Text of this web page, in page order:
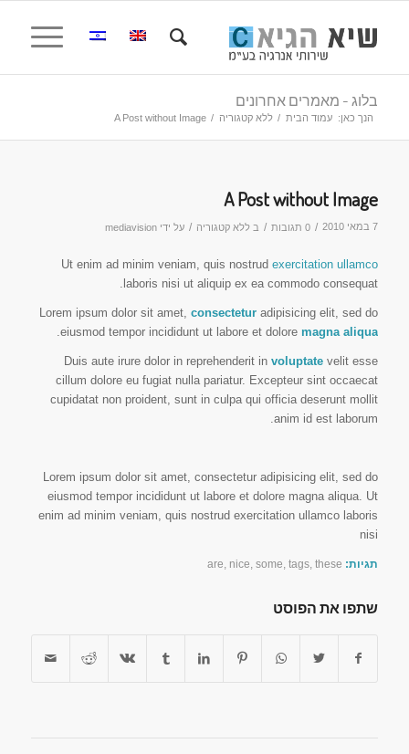
בלוג - מאמרים אחרונים
הנך כאן: עמוד הבית / ללא קטגוריה /
A Post without Image
A Post without Image
7 במאי 2010 / 0 תגובות / ב ללא קטגוריה / על ידי mediavision
Ut enim ad minim veniam, quis nostrudexercitation ullamco
laboris nisi ut aliquip ex ea commodo consequat.
Lorem ipsum dolor sit amet,consectetur adipisicing elit, sed do
eiusmod tempor incididunt ut labore et doloremagna aliqua
.
Duis aute irure dolor in reprehenderit involuptate velit esse
cillum dolore eu fugiat nulla pariatur. Excepteur sint occaecat
cupidatat non proident, sunt in culpa qui officia deserunt mollit
anim id est laborum.
Lorem ipsum dolor sit amet, consectetur adipisicing elit, sed do
eiusmod tempor incididunt ut labore et dolore magna aliqua. Ut
enim ad minim veniam, quis nostrud exercitation ullamco laboris
nisi
תגיות: are nice ,some ,tags ,these
שתפו את הפוסט